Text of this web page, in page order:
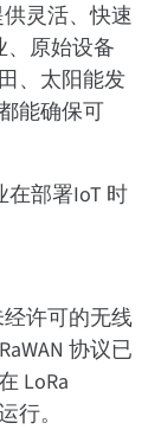
供灵活、快速
、原始设备
、太阳能发
能确保可
在部署IoT 时
经许可的无线
协议已
LoRa
行。